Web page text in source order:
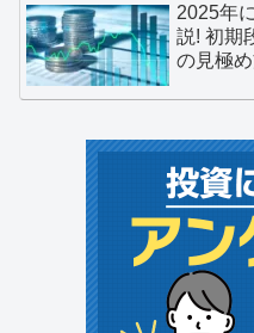
2025年
説! 初期
の見極